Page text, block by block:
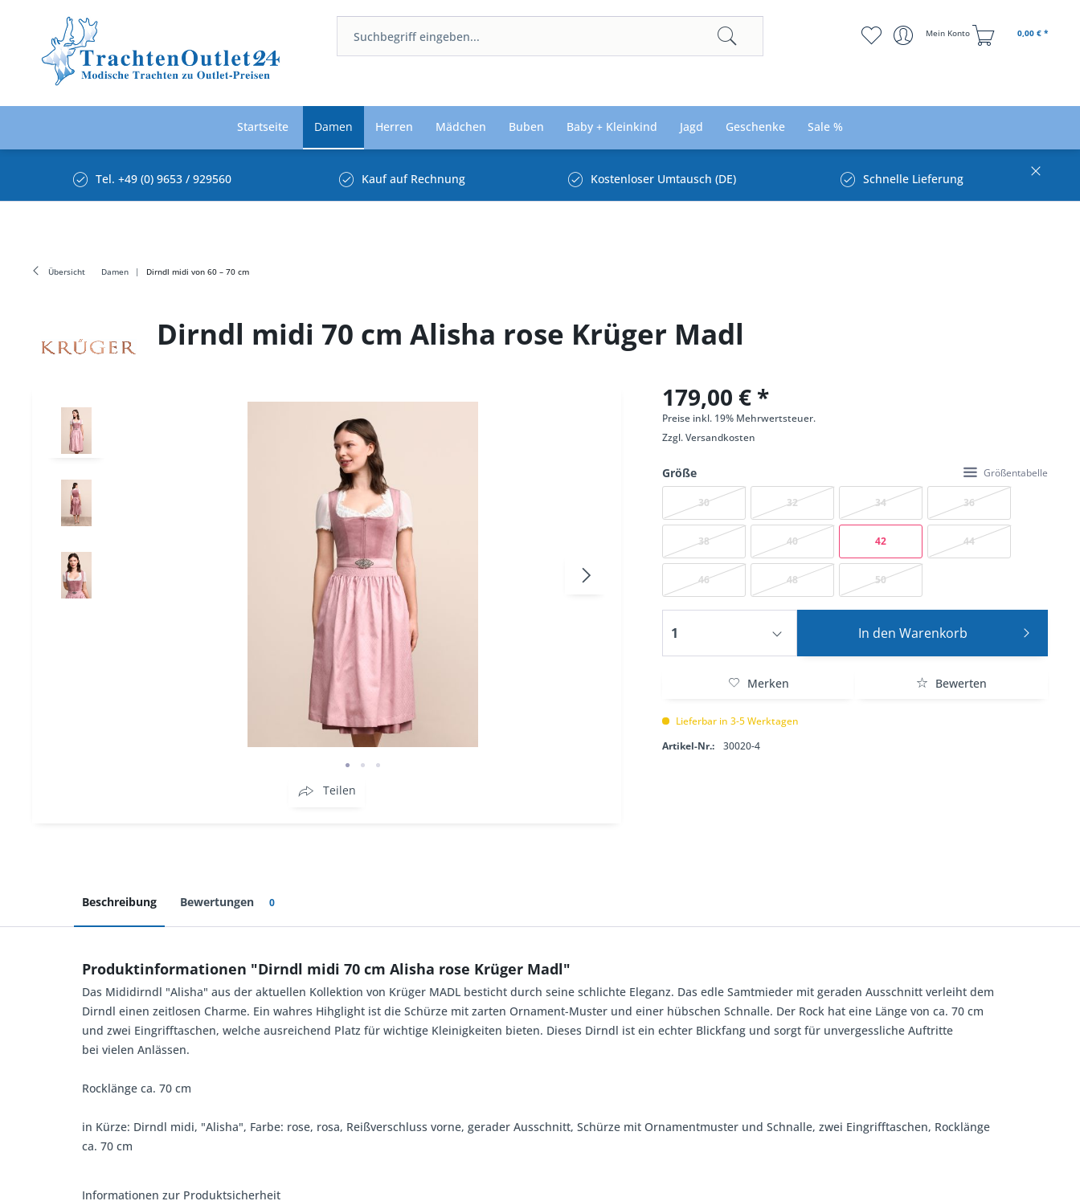
Mein Konto 0,00 € *
Startseite Damen Herren Mädchen Buben Baby + Kleinkind Jagd Geschenke Sale %
Tel. +49 (0) 9653 / 929560 Kauf auf Rechnung Kostenloser Umtausch (DE) Schnelle Lieferung
Übersicht Damen Dirndl midi von 60 – 70 cm
Dirndl midi 70 cm Alisha rose Krüger Madl
Teilen
179,00 € *
Preise inkl. 19% Mehrwertsteuer.
Zzgl.Versandkosten
Größe Größentabelle
30 32 34 36
38 40 42 44
46 48 50
In den Warenkorb
Merken Bewerten
Lieferbar in 3-5 Werktagen
Artikel-Nr.:
30020-4
Beschreibung Bewertungen 0
Produktinformationen "Dirndl midi 70 cm Alisha rose Krüger Madl"
Das Mididirndl "Alisha" aus der aktuellen Kollektion von Krüger MADL besticht durch seine schlichte Eleganz. Das edle Samtmieder mit geraden Ausschnitt verleiht dem
Dirndl einen zeitlosen Charme. Ein wahres Hihglight ist die Schürze mit zarten Ornament-Muster und einer hübschen Schnalle. Der Rock hat eine Länge von ca. 70 cm
und zwei Eingrifftaschen, welche ausreichend Platz für wichtige Kleinigkeiten bieten. Dieses Dirndl ist ein echter Blickfang und sorgt für unvergessliche Auftritte
bei vielen Anlässen.
Rocklänge ca. 70 cm
in Kürze: Dirndl midi, "Alisha", Farbe: rose, rosa, Reißverschluss vorne, gerader Ausschnitt, Schürze mit Ornamentmuster und Schnalle, zwei Eingrifftaschen, Rocklänge
ca. 70 cm
Informationen zur Produktsicherheit